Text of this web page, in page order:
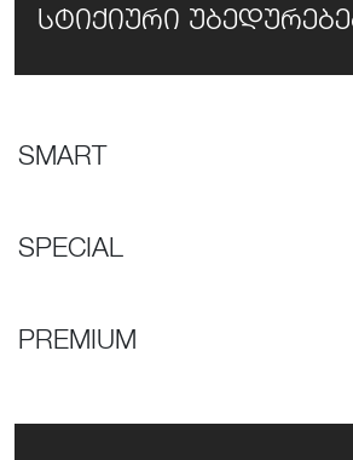
სტიქიური
SMART
SPECIAL
PREMIUM